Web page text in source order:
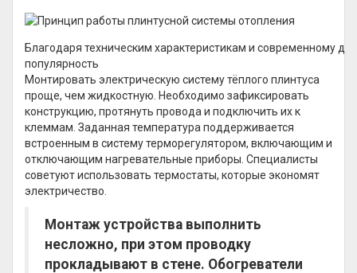
Благодаря техническим характеристикам и современному
популярность
Монтировать электрическую систему тёплого плинтуса
проще, чем жидкостную. Необходимо зафиксировать
конструкцию, протянуть провода и подключить их к
клеммам. Заданная температура поддерживается
встроенным в систему терморегулятором, включающим и
отключающим нагревательные приборы. Специалисты
советуют использовать термостаты, которые экономят
электричество.
Монтаж устройства выполнить
несложно, при этом проводку
прокладывают в стене. Обогреватели